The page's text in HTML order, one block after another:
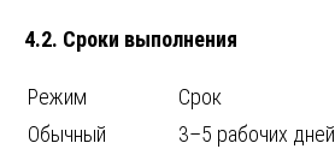
4.2. Сроки выполнения
Режим Срок
Обычный
3–5 рабочих дней